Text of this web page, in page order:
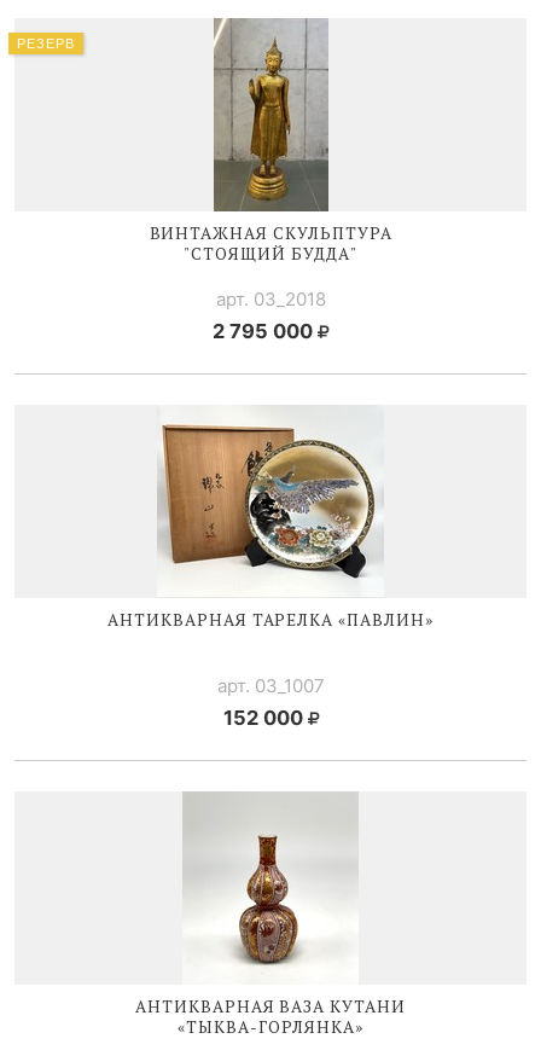
ВИНТАЖНАЯ СКУЛЬПТУРА
"СТОЯЩИЙ БУДДА"
арт. 03_2018
2 795 000
РЕЗЕРВ
АНТИКВАРНАЯ ТАРЕЛКА «ПАВЛИН»
арт. 03_1007
152 000
АНТИКВАРНАЯ ВАЗА КУТАНИ
«ТЫКВА-ГОРЛЯНКА»